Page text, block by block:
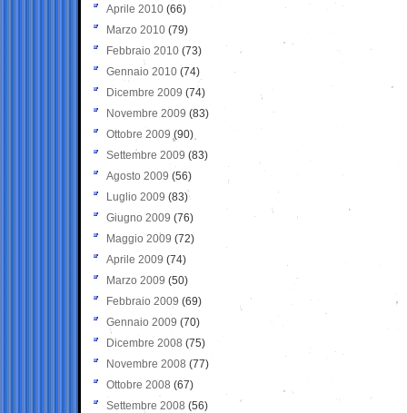
Aprile 2010 (66)
Marzo 2010 (79)
Febbraio 2010 (73)
Gennaio 2010 (74)
Dicembre 2009 (74)
Novembre 2009 (83)
Ottobre 2009 (90)
Settembre 2009 (83)
Agosto 2009 (56)
Luglio 2009 (83)
Giugno 2009 (76)
Maggio 2009 (72)
Aprile 2009 (74)
Marzo 2009 (50)
Febbraio 2009 (69)
Gennaio 2009 (70)
Dicembre 2008 (75)
Novembre 2008 (77)
Ottobre 2008 (67)
Settembre 2008 (56)